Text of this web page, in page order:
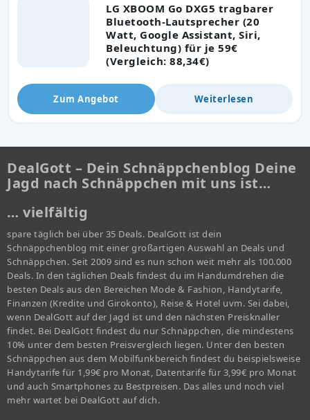
LG XBOOM Go DXG5 tragbarer
Bluetooth-Lautsprecher (20
Watt, Google Assistant, Siri,
Beleuchtung) für je 59€
(Vergleich: 88,34€)
Zum Angebot Weiterlesen
DealGott – Dein Schnäppchenblog Deine
Jagd nach Schnäppchen mit uns ist…
… vielfältig
spare täglich bei über 35 Deals. DealGott ist dein
Schnäppchenblog mit einer großartigen Auswahl an Deals und
Schnäppchen. Seit 2009 sind es nun schon weit mehr als 100.000
Deals. In den täglichen Deals findest du im Handumdrehen die
besten Deals aus den Bereichen Mode & Fashion, Handytarife,
Finanzen (Kredite und Girokonto), Reise & Hotel uvm. Sei dabei,
wenn DealGott auf der Jagd ist und den nächsten Preisknaller
findet. Bei DealGott findest du nur Schnäppchen, die mindestens
10% unter dem besten Preisvergleich liegen. Unter den besten
Schnäppchen aus dem Mobilfunkbereich findest du beispielsweise
Handytarife für 1,99€ pro Monat, Datentarife für 3,99€ pro Monat
und auch Smartphones zu Bestpreisen. Das alles und noch viel
mehr wartet bei DealGott auf dich.